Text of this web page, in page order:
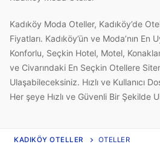
Kadıköy Moda Oteller, Kadıköy’de
Fiyatları. Kadıköy’ün ve Moda’nın En
Konforlu, Seçkin Hotel, Motel,
ve Civarındaki En Seçkin Otellere
Ulaşabileceksiniz. Hızlı ve Kullanıcı
Her şeye Hızlı ve Güvenli Bir Şekilde
KADIKÖY OTELLER OTELLER